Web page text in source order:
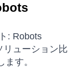
: Robots
リューション比
す。